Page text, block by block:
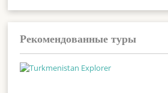
Рекомендованные туры